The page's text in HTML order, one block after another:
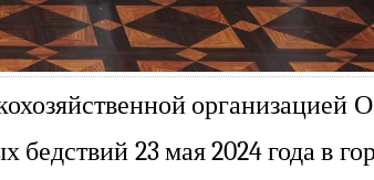
23 мая 2024 года в